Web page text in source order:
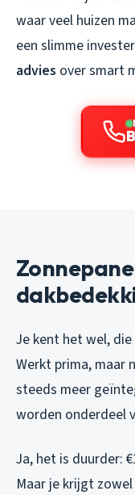
waar veel huizen
een slimme
advies over smart
Je kent het wel,
Werkt prima, maar
steeds meer
worden onderdeel
Ja, het is duurder:
Maar je krijgt